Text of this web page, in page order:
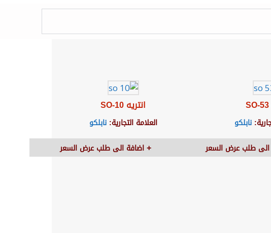
نابلكو
الى طلب عرض السعر
انتريه SO-10
العلامة التجارية:نابلكو
اضافة الى طلب عرض السعر